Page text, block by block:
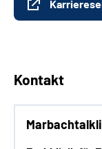
Kontakt